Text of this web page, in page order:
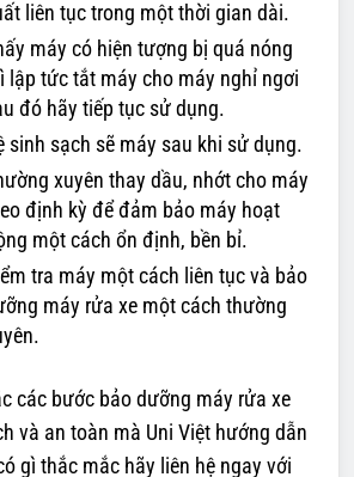
liên tục trong một thời gian dài.
máy có hiện tượng bị quá nóng
lập tức tắt máy cho máy nghỉ ngơi
đó hãy tiếp tục sử dụng.
sinh sạch sẽ máy sau khi sử dụng.
xuyên thay dầu, nhớt cho máy
định kỳ để đảm bảo máy hoạt
một cách ổn định, bền bỉ.
tra máy một cách liên tục và bảo
máy rửa xe một cách thường
các bước bảo dưỡng máy rửa xe
và an toàn mà Uni Việt hướng dẫn
gì thắc mắc hãy liên hệ ngay với